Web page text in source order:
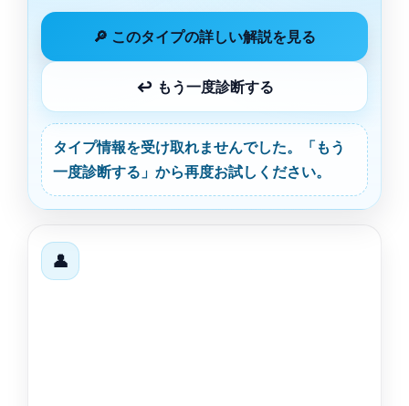
🔎 このタイプの詳しい解説を見る
↩ もう一度診断する
タイプ情報を受け取れませんでした。「もう
一度診断する」から再度お試しください。
👤